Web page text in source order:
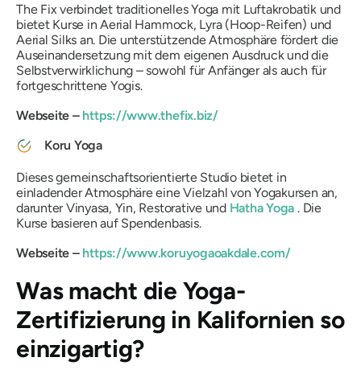
The Fix verbindet traditionelles Yoga mit Luftakrobatik und
bietet Kurse in Aerial Hammock, Lyra (Hoop-Reifen) und
Aerial Silks an. Die unterstützende Atmosphäre fördert die
Auseinandersetzung mit dem eigenen Ausdruck und die
Selbstverwirklichung – sowohl für Anfänger als auch für
fortgeschrittene Yogis.
Webseite –https://www.thefix.biz/
Koru Yoga
Dieses gemeinschaftsorientierte Studio bietet in
einladender Atmosphäre eine Vielzahl von Yogakursen an,
darunter Vinyasa, Yin, Restorative und Hatha Yoga . Die
Kurse basieren auf Spendenbasis.
Webseite – https://www.koruyogaoakdale.com/
Was macht die Yoga-
Zertifizierung in Kalifornien so
einzigartig?